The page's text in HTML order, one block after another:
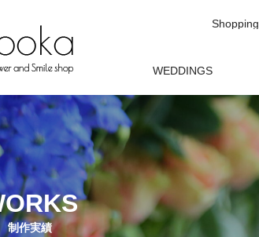
WEDDINGS
Shopping
制作実績